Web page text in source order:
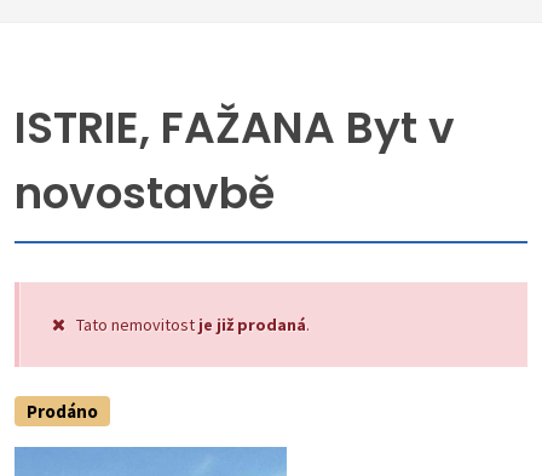
ISTRIE, FAŽANA Byt v
novostavbě
Tato nemovitost je již prodaná.
Prodáno